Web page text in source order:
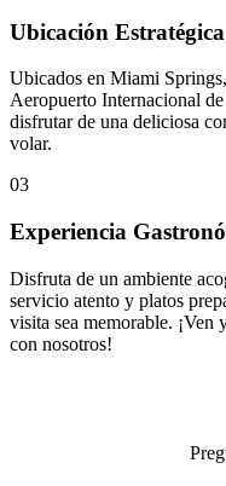
Ubicación Estratégica
Ubicados en Miami
Aeropuerto Internacional
disfrutar de una deliciosa
volar.
03
Experiencia
Disfruta de un ambiente
servicio atento y platos
visita sea memorable.
con nosotros!